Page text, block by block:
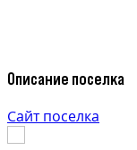
Описание поселка
Сайт поселка